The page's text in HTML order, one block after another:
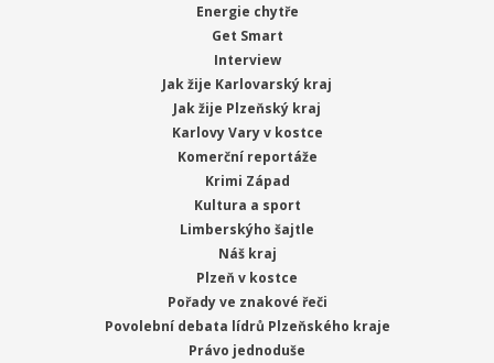
Energie chytře
Get Smart
Interview
Jak žije Karlovarský kraj
Jak žije Plzeňský kraj
Karlovy Vary v kostce
Komerční reportáže
Krimi Západ
Kultura a sport
Limberskýho šajtle
Náš kraj
Plzeň v kostce
Pořady ve znakové řeči
Povolební debata lídrů Plzeňského kraje
Právo jednoduše